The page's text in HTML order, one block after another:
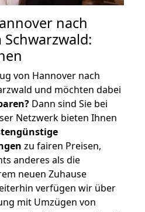
nach
von Hannover nach
und möchten dabei
Dann sind Sie bei
Netzwerk bieten Ihnen
zu fairen Preisen,
anderes als die
neuen Zuhause
verfügen wir über
mit Umzügen von